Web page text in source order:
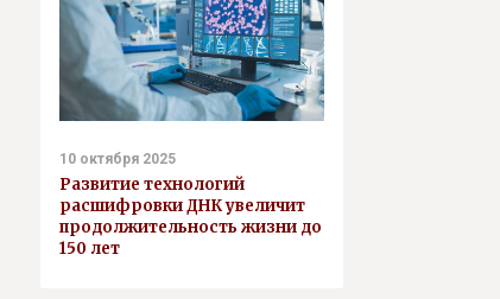
10 октября 2025
Развитие технологий
расшифровки ДНК увеличит
продолжительность жизни до
150 лет